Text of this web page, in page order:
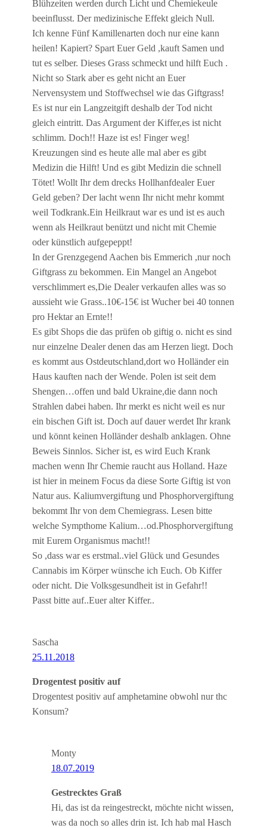
Blühzeiten werden durch Licht und Chemiekeule
beeinflusst. Der medizinische Effekt gleich Null.
Ich kenne Fünf Kamillenarten doch nur eine kann
heilen! Kapiert? Spart Euer Geld ,kauft Samen und
tut es selber. Dieses Grass schmeckt und hilft Euch .
Nicht so Stark aber es geht nicht an Euer
Nervensystem und Stoffwechsel wie das Giftgrass!
Es ist nur ein Langzeitgift deshalb der Tod nicht
gleich eintritt. Das Argument der Kiffer,es ist nicht
schlimm. Doch!! Haze ist es! Finger weg!
Kreuzungen sind es heute alle mal aber es gibt
Medizin die Hilft! Und es gibt Medizin die schnell
Tötet! Wollt Ihr dem drecks Hollhanfdealer Euer
Geld geben? Der lacht wenn Ihr nicht mehr kommt
weil Todkrank.Ein Heilkraut war es und ist es auch
wenn als Heilkraut benützt und nicht mit Chemie
oder künstlich aufgepeppt!
In der Grenzgegend Aachen bis Emmerich ,nur noch
Giftgrass zu bekommen. Ein Mangel an Angebot
verschlimmert es,Die Dealer verkaufen alles was so
aussieht wie Grass..10€-15€ ist Wucher bei 40 tonnen
pro Hektar an Ernte!!
Es gibt Shops die das prüfen ob giftig o. nicht es sind
nur einzelne Dealer denen das am Herzen liegt. Doch
es kommt aus Ostdeutschland,dort wo Holländer ein
Haus kauften nach der Wende. Polen ist seit dem
Shengen…offen und bald Ukraine,die dann noch
Strahlen dabei haben. Ihr merkt es nicht weil es nur
ein bischen Gift ist. Doch auf dauer werdet Ihr krank
und könnt keinen Holländer deshalb anklagen. Ohne
Beweis Sinnlos. Sicher ist, es wird Euch Krank
machen wenn Ihr Chemie raucht aus Holland. Haze
ist hier in meinem Focus da diese Sorte Giftig ist von
Natur aus. Kaliumvergiftung und Phosphorvergiftung
bekommt Ihr von dem Chemiegrass. Lesen bitte
welche Sympthome Kalium…od.Phosphorvergiftung
mit Eurem Organismus macht!!
So ,dass war es erstmal..viel Glück und Gesundes
Cannabis im Körper wünsche ich Euch. Ob Kiffer
oder nicht. Die Volksgesundheit ist in Gefahr!!
Passt bitte auf..Euer alter Kiffer..
Sascha
25.11.2018
Drogentest positiv auf
Drogentest positiv auf amphetamine obwohl nur thc
Konsum?
Monty
18.07.2019
Gestrecktes Graß
Hi, das ist da reingestreckt, möchte nicht wissen,
was da noch so alles drin ist. Ich hab mal Hasch